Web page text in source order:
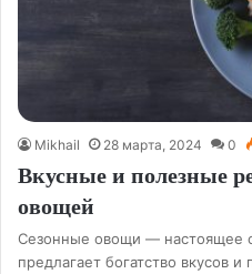
Mikhail 28 марта, 2024 0
Вкусные и полезные
овощей
Сезонные овощи — настоящее
предлагает богатство вкусов и